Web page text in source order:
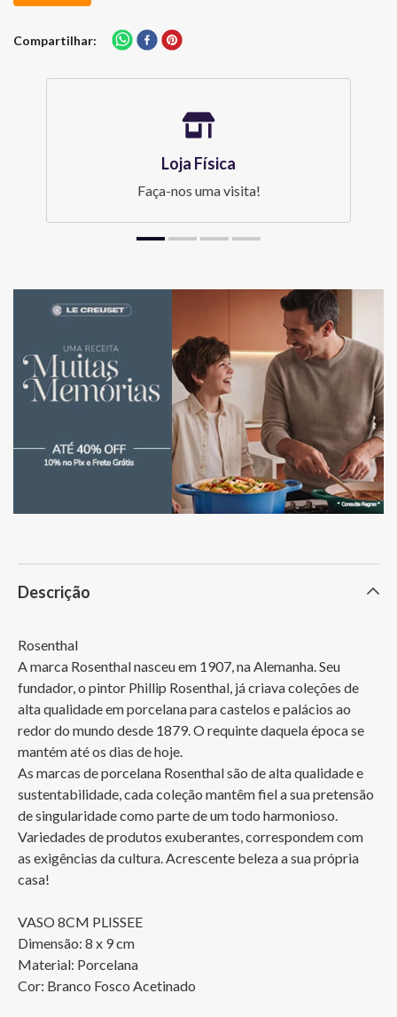
Compartilhar
Loja Física
Faça-nos uma visita!
Descrição
Rosenthal
A marca Rosenthal nasceu em 1907, na Alemanha. Seu
fundador, o pintor Phillip Rosenthal, já criava coleções de
alta qualidade em porcelana para castelos e palácios ao
redor do mundo desde 1879. O requinte daquela época se
mantém até os dias de hoje.
As marcas de porcelana Rosenthal são de alta qualidade e
sustentabilidade, cada coleção mantêm fiel a sua pretensão
de singularidade como parte de um todo harmonioso.
Variedades de produtos exuberantes, correspondem com
as exigências da cultura. Acrescente beleza a sua própria
casa!
VASO 8CM PLISSEE
Dimensão: 8 x 9 cm
Material: Porcelana
Cor: Branco Fosco Acetinado